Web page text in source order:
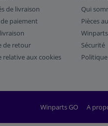
de livraison
paiement
de retour
relative aux cookies
Qui
Pièces
Sécurité
Winparts GO A